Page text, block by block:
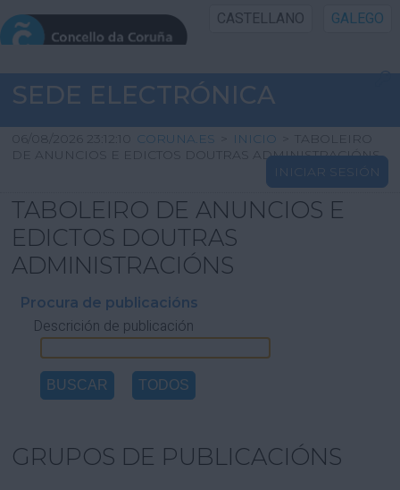
CASTELLANO GALEGO
INICIO SEDE
INICIO
INFORMACIÓN PÚBLICA
CARTAFOL CIDADÁN
UTILIDADES
AXUDA
SEDE ELECTRÓNICA
06/08/2026 23:12:10 CORUNA.ES > INICIO > TABOLEIRO
DE ANUNCIOS E EDICTOS DOUTRAS ADMINISTRACIÓNS
INICIAR SESIÓN
TABOLEIRO DE ANUNCIOS E
EDICTOS DOUTRAS
ADMINISTRACIÓNS
Procura de publicacións
Descrición de publicación
GRUPOS DE PUBLICACIÓNS